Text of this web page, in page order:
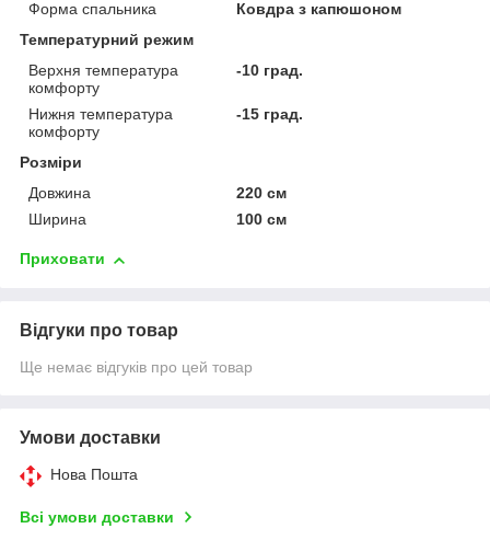
Форма спальника
Ковдра з капюшоном
Температурний режим
Верхня температура
комфорту
-10 град.
Нижня температура
комфорту
-15 град.
Розміри
Довжина
220 см
Ширина
100 см
Приховати
Відгуки про товар
Ще немає відгуків про цей товар
Умови доставки
Нова Пошта
Всі умови доставки